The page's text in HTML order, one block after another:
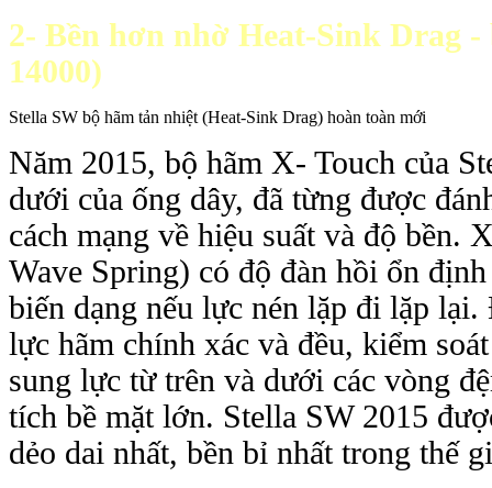
2- Bền hơn nhờ Heat-Sink Drag
14000)
Stella SW bộ hãm tản nhiệt (Heat-Sink Drag) hoàn toàn mới
Năm 2015, bộ hãm X- Touch của
dưới của ống dây, đã từng được
cách mạng về hiệu suất và độ
Wave Spring) có độ đàn hồi ổn
biến dạng nếu lực nén lặp đi lặp
lực hãm chính xác và đều, kiểm
sung lực từ trên và dưới các vòng
tích bề mặt lớn. Stella SW 2015
dẻo dai nhất, bền bỉ nhất trong thế